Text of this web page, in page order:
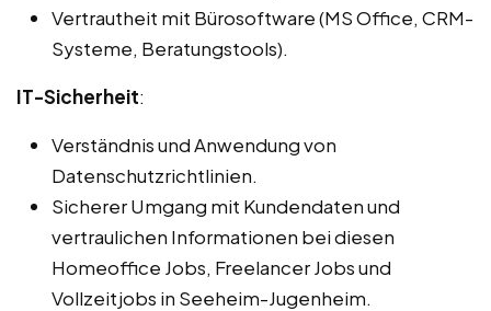
Vertrautheit mit Bürosoftware (MS Office, CRM-
Systeme, Beratungstools).
IT-Sicherheit:
Verständnis und Anwendung von
Datenschutzrichtlinien.
Sicherer Umgang mit Kundendaten und
vertraulichen Informationen bei diesen
Homeoffice Jobs, Freelancer Jobs und
Vollzeitjobs in Seeheim-Jugenheim.